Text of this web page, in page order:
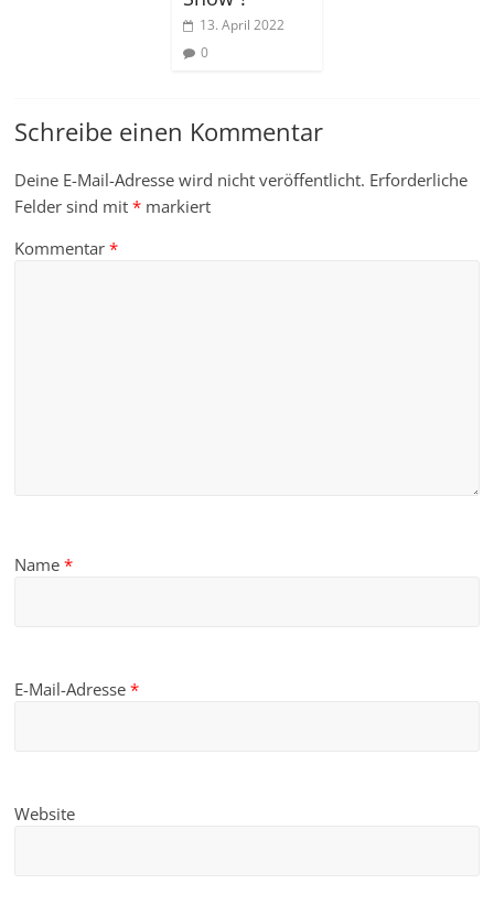
13. April 2022
0
Schreibe einen Kommentar
Deine E-Mail-Adresse wird nicht veröffentlicht. Erforderliche
Felder sind mit* markiert
Kommentar*
Name*
E-Mail-Adresse*
Website